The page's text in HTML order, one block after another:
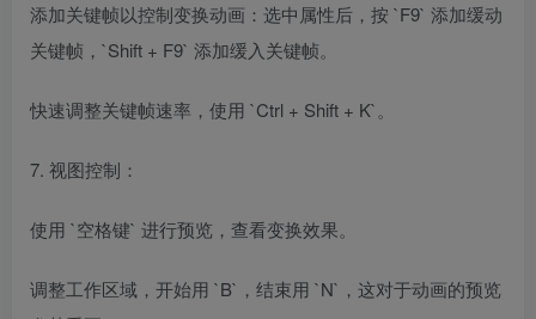
添加关键帧以控制变换动画：选中属性后，按 `F9` 添加缓动
关键帧，`Shift + F9` 添加缓入关键帧。
快速调整关键帧速率，使用 `Ctrl + Shift + K`。
7. 视图控制：
使用 `空格键` 进行预览，查看变换效果。
调整工作区域，开始用 `B`，结束用 `N`，这对于动画的预览